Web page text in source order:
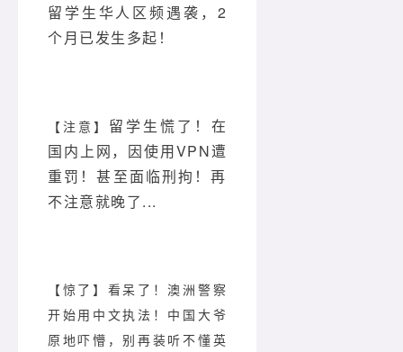
留学生华人区频遇袭，2
个月已发生多起！
【注意】 留学生慌了！在
国内上网，因使用VPN遭
重罚！甚至面临刑拘！再
不注意就晚了...
【惊了】看呆了！澳洲警察
开始用中文执法！中国大爷
原地吓懵，别再装听不懂英